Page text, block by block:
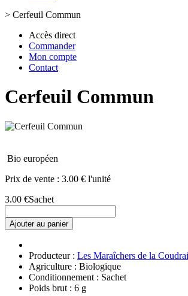
> Cerfeuil Commun
Accès direct
Commander
Mon compte
Contact
Cerfeuil Commun
Bio européen
Prix de vente : 3.00 € l'unité
3.00 €Sachet
Ajouter au panier
Producteur : Les Maraîchers de la
Agriculture : Biologique
Conditionnement : Sachet
Poids brut : 6 g